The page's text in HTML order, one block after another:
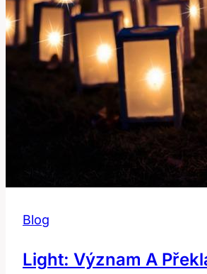
Blog
Light: Význam A